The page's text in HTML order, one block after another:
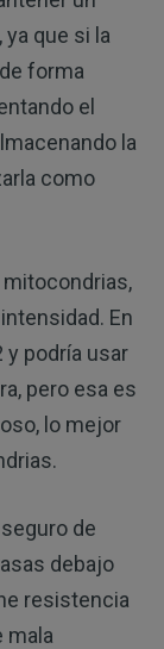
que si la
forma
el
la
como
En
y podría usar
pero esa es
lo mejor
de
debajo
resistencia
mala